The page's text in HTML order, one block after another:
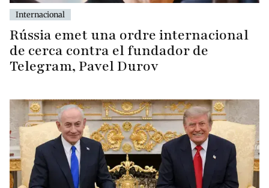
Internacional
Rússia emet una ordre internacional
de cerca contra el fundador de
Telegram, Pavel Durov